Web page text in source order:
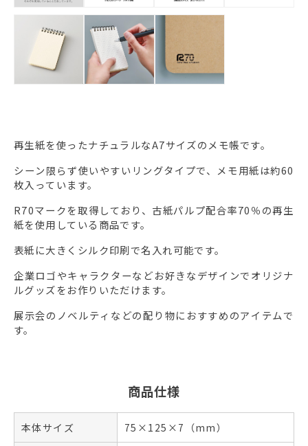
再生紙を使ったナチュラルなA7サイズのメモ帳です。
シーン限らず使いやすいリングタイプで、メモ用紙は約60
枚入っています。
R70マークを取得しており、古紙パルプ配合率70％の再生
紙を使用している商品です。
表紙に大きくシルク印刷で名入れ可能です。
企業ロゴやキャラクターなどお好きなデザインでオリジナ
ルグッズをお作りいただけます。
展示会のノベルティなどの配り物におすすめのアイテムで
す。
商品仕様
本体サイズ 75×125×7（mm）